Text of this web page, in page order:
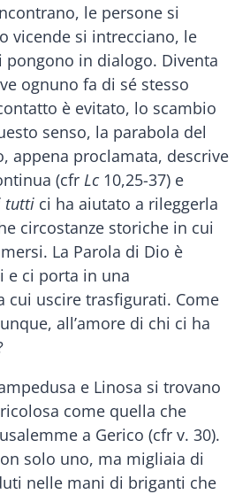
le persone si
vicende si intrecciano, le
pongono in dialogo. Diventa
ognuno fa di sé stesso
è evitato, lo scambio
senso, la parabola del
appena proclamata, descrive
(cfr Lc10,25-37) e
tutti ci ha aiutato a rileggerla
circostanze storiche in cui
La Parola di Dio è
e ci porta in una
cui uscire trasfigurati. Come
all’amore di chi ci ha
e Linosa si trovano
come quella che
a Gerico (cfr v. 30).
solo uno, ma migliaia di
nelle mani di briganti che